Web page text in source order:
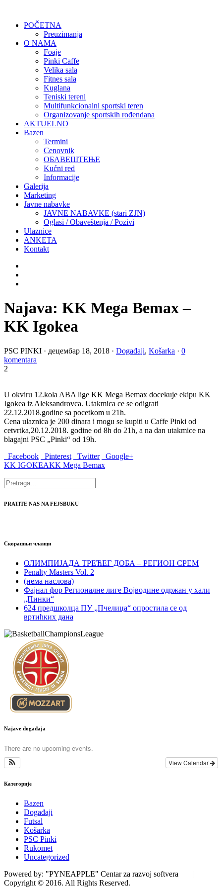
POČETNA
Preuzimanja
O NAMA
Foaje
Pinki Caffe
Velika sala
Fitnes sala
Kuglana
Teniski tereni
Multifunkcionalni sportski teren
Organizovanje sportskih rođendana
AKTUELNO
Bazen
Termini
Cenovnik
ОБАВЕШТЕЊЕ
Kućni red
Informacije
Galerija
Marketing
Javne nabavke
JAVNE NABAVKE (stari ZJN)
Oglasi / Obaveštenja / Pozivi
Ulaznice
ANKETA
Kontakt
Najava: KK Mega Bemax –
KK Igokea
PSC PINKI · децембар 18, 2018 · Događaji, Košarka · 0
komentara
2
U okviru 12.kola ABA lige KK Mega Bemax docekuje ekipu KK
Igokea iz Aleksandrovca. Utakmica ce se odigrati
22.12.2018.godine sa pocetkom u 21h.
Cena ulaznica je 200 dinara i mogu se kupiti u Caffe Pinki od
cetvrtka,20.12.2018. godine od 8h do 21h, a na dan utakmice na
blagajni PSC „Pinki“ od 19h.
Facebook
Pinterest Twitter
Google+
KK IGOKEAKK Mega Bemax
PRATITE NAS NA FEJSBUKU
Скорашњи чланци
ОЛИМПИЈАДА ТРЕЋЕГ ДОБА – РЕГИОН СРЕМ
Penalty Masters Vol. 2
(нема наслова)
Фајнал фор Регионалне лиге Војводине одржан у хали
„Пинки“
624 предшколца ПУ „Пчелица“ опростила се од
вртићких дана
Najave događaja
There are no upcoming events.
View Calendar
Категорије
Bazen
Događaji
Futsal
Košarka
PSC Pinki
Rukomet
Uncategorized
Powered by: "PYNEAPPLE" Centar za razvoj softvera |
Copyright © 2016. All Rights Reserved.